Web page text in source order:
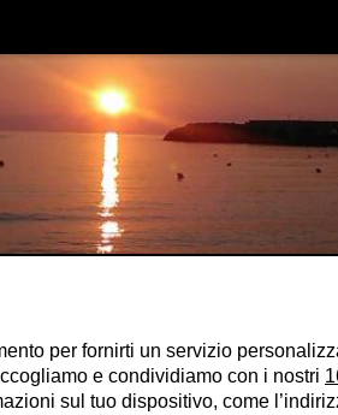
per fornirti un servizio
e condividiamo con i nostri
sul tuo dispositivo, come